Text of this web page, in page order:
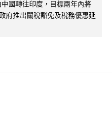
國轉往印度，目標兩年內將
府推出關稅豁免及稅務優惠延